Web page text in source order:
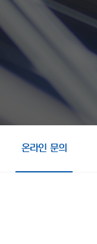
온라인 문의